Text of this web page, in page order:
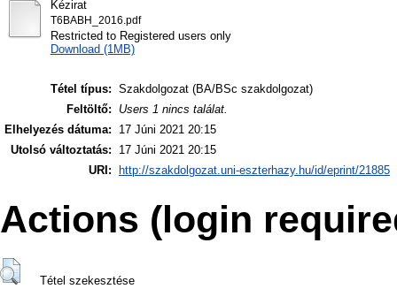
Kézirat
T6BABH_2016.pdf
Restricted to Registered users only
Download (1MB)
Tétel típus: Szakdolgozat (BA/BSc szakdolgozat)
Feltöltő:
Users 1 nincs találat.
Elhelyezés dátuma:
17 Júni 2021 20:15
Utolsó változtatás:
17 Júni 2021 20:15
URI:
http://szakdolgozat.uni-eszterhazy.hu/id/eprint/21885
Actions (login
Tétel szekesztése